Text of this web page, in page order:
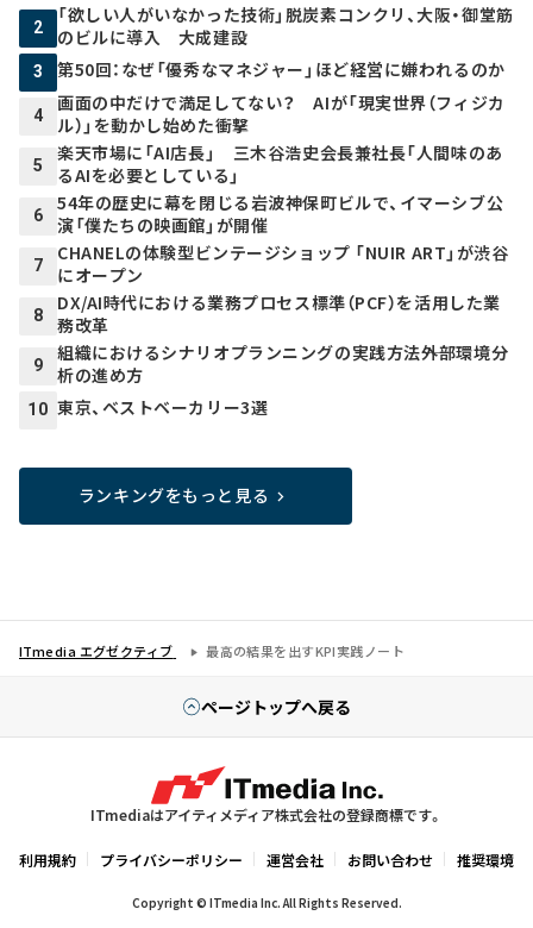
2
「欲しい人がいなかった技術」脱炭素コンクリ、大阪・御堂筋
のビルに導入 大成建設
3 第50回：なぜ「優秀なマネジャー」ほど経営に嫌われるのか
4
画面の中だけで満足してない？ AIが「現実世界（フィジカ
ル）」を動かし始めた衝撃
5
楽天市場に「AI店長」 三木谷浩史会長兼社長「人間味のあ
るAIを必要としている」
6
54年の歴史に幕を閉じる岩波神保町ビルで、イマーシブ公
演「僕たちの映画館」が開催
7
CHANELの体験型ビンテージショップ 「NUIR ART」が渋谷
にオープン
8
DX/AI時代における業務プロセス標準（PCF）を活用した業
務改革
9
組織におけるシナリオプランニングの実践方法――外部環境分
析の進め方
10 東京、ベストベーカリー3選
ランキングをもっと見る
ITmedia エグゼクティブ 最高の結果を出すKPI実践ノート
ページトップへ戻る
ITmediaはアイティメディア株式会社の登録商標です。
利用規約 プライバシーポリシー 運営会社 お問い合わせ 推奨環境
Copyright © ITmedia Inc. All Rights Reserved.